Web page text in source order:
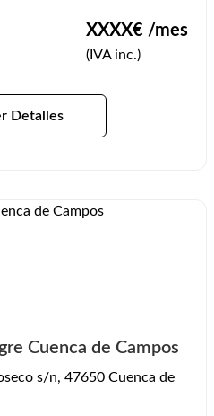
XXXX€ /mes
(IVA inc.)
Detalles
Cuenca de Campos
s/n, 47650 Cuenca de